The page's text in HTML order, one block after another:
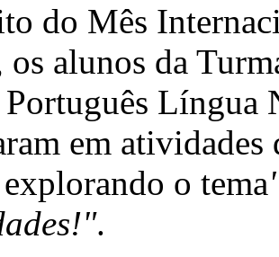
do Mês
alunos da
Português
em
o tema
.